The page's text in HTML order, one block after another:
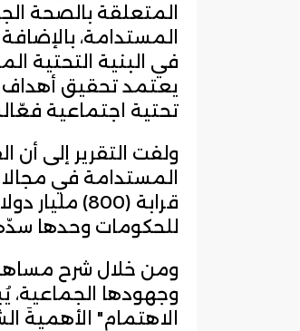
المتعلقة بالصحة
المستدامة،
في البنية التحتية
يعتمد تحقيق أهداف
تحتية اجتماعية
ولفت التقرير إلى أن
المستدامة في
للحكومات وحدها
ومن خلال شرح
وجهودها الجماعية،
الاهتمام" الأهميةَ